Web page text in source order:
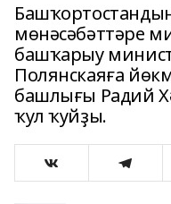
мөнәсәбәттәре
башҡарыу
Полянскаяға
башлығы Радий
ҡул ҡуйҙы.